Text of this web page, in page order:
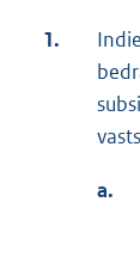
1.
a.